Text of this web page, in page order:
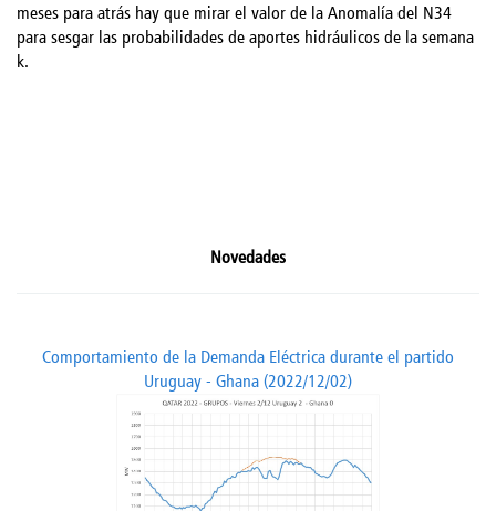
meses para atrás hay que mirar el valor de la Anomalía del N34
para sesgar las probabilidades de aportes hidráulicos de la semana
k.
Novedades
Comportamiento de la Demanda Eléctrica durante el partido
Uruguay - Ghana (2022/12/02)